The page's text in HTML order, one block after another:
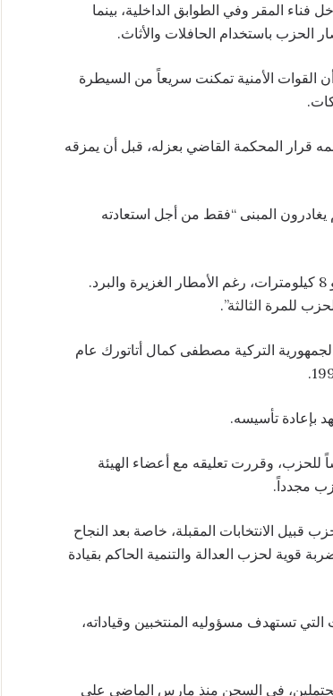
المقر وفي الطوابق الداخلية، بينما
الحزب باستخدام الحافلات والأثاث.
القوات الأمنية تمكنت سريعاً من السيطرة
قرار المحكمة القاضي بعزله، قبل أن يمزقه
المبنى “فقط من أجل استعادته
وتوجه أوزيل ومئات من أنصاره سيراً إلى البرلمان التركي، على بعد نحو 8 كيلومترات، رغم الأمطار الغزيرة والبرد.
للمرة الثالثة”.
التركية مصطفى كمال أتاتورك عام
بإعادة تأسيسه.
للحزب، وقررت تعليقه مع أعضاء الهيئة
مجدداً.
الانتخابات المقبلة، خاصة بعد النجاح
البلدية عام 2024، عندما وجه ضربة قوية لحزب العدالة والتنمية الحاكم بقيادة
تستهدف مسؤوليه المنتخبين وقياداته،
في السجن منذ مارس الماضي على